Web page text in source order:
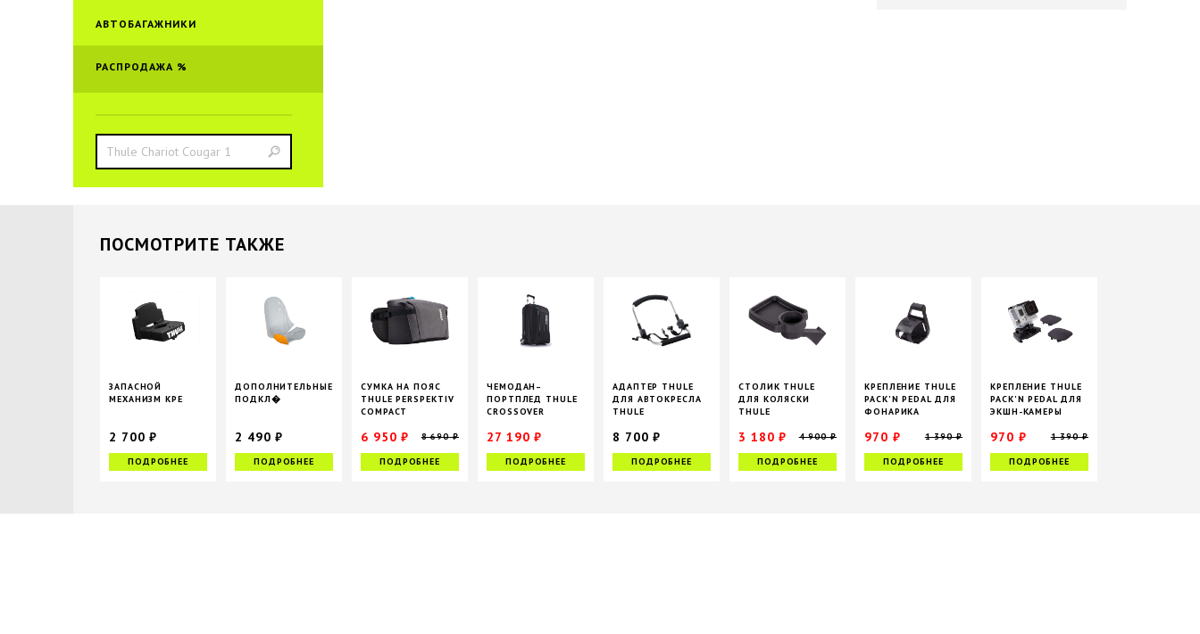
АВТОБАГАЖНИКИ
РАСПРОДАЖА %
ПОCМОТРИТЕ ТАКЖЕ
ЗАПАСНОЙ
МЕХАНИЗМ КРЕ
2 700 ₽
ПОДРОБНЕЕ
ДОПОЛНИТЕЛЬНЫЕ
ПОДКЛ�
2 490 ₽
ПОДРОБНЕЕ
СУМКА НА ПОЯС
THULE PERSPEKTIV
COMPACT
6 950 ₽ 8 690 ₽
ПОДРОБНЕЕ
ЧЕМОДАН–
ПОРТПЛЕД THULE
CROSSOVER
27 190 ₽
33 990 ₽
ПОДРОБНЕЕ
АДАПТЕР THULE
ДЛЯ АВТОКРЕСЛА
THULE
8 700 ₽
ПОДРОБНЕЕ
СТОЛИК THULE
ДЛЯ КОЛЯСКИ
THULE
GLIDE
3 180 ₽ 4 900 ₽
ПОДРОБНЕЕ
КРЕПЛЕНИЕ THULE
PACK'N PEDAL ДЛЯ
ФОНАРИКА
970 ₽ 1 390 ₽
ПОДРОБНЕЕ
КРЕПЛЕНИЕ THULE
PACK'N PEDAL ДЛЯ
ЭКШН-КАМЕРЫ
970 ₽ 1 390 ₽
ПОДРОБНЕЕ